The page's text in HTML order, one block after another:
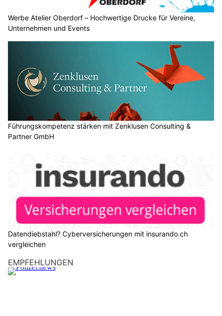
Werbe Atelier Oberdorf – Hochwertige Drucke für Vereine,
Unternehmen und Events
Führungskompetenz stärken mit Zenklusen Consulting &
Partner GmbH
Datendiebstahl? Cyberversicherungen mit insurando.ch
vergleichen
EMPFEHLUNGEN